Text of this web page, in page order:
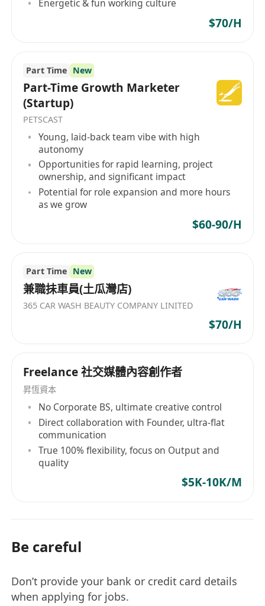
Energetic & fun working culture
$70/H
Part Time New
Part-Time Growth Marketer
(Startup)
PETSCAST
Young, laid-back team vibe with high
autonomy
Opportunities for rapid learning, project
ownership, and significant impact
Potential for role expansion and more hours
as we grow
$60-90/H
Part Time New
兼職抺車員(土瓜灣店)
365 CAR WASH BEAUTY COMPANY LINITED
$70/H
Freelance 社交媒體內容創作者
昇恆資本
No Corporate BS, ultimate creative control
Direct collaboration with Founder, ultra-flat
communication
True 100% flexibility, focus on Output and
quality
$5K-10K/M
Be careful
Don’t provide your bank or credit card details
when applying for jobs.